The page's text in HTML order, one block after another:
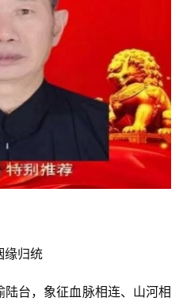
缘归统
台，象征血脉相连、山河相